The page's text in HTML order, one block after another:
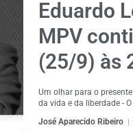
Eduardo
MPV
(25/9) às
Um olhar para o
da vida e da liberdade - O
José Aparecido Ribeiro